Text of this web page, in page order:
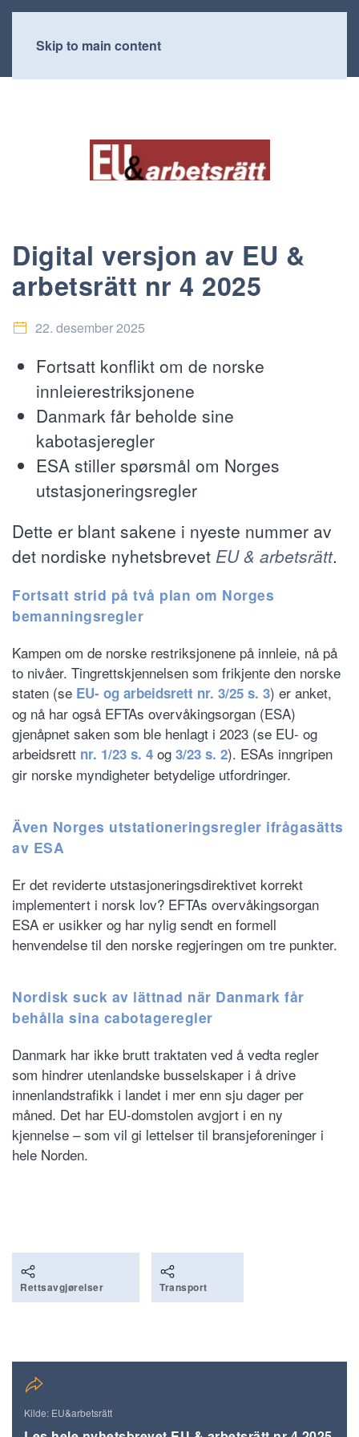
Skip to main content
Digital versjon av EU &
arbetsrätt nr 4 2025
22. desember 2025
Fortsatt konflikt om de norske
innleierestriksjonene
Danmark får beholde sine
kabotasjeregler
ESA stiller spørsmål om Norges
utstasjoneringsregler
Dette er blant sakene i nyeste nummer av
det nordiske nyhetsbrevet EU & arbetsrätt.
Fortsatt strid på två plan om Norges
bemanningsregler
Kampen om de norske restriksjonene på innleie, nå på
to nivåer. Tingrettskjennelsen som frikjente den norske
staten (se EU- og arbeidsrett nr. 3/25 s. 3) er anket,
og nå har også EFTAs overvåkingsorgan (ESA)
gjenåpnet saken som ble henlagt i 2023 (se EU- og
arbeidsrett nr. 1/23 s. 4 og 3/23 s. 2). ESAs inngripen
gir norske myndigheter betydelige utfordringer.
Även Norges utstationeringsregler ifrågasätts
av ESA
Er det reviderte utstasjoneringsdirektivet korrekt
implementert i norsk lov? EFTAs overvåkingsorgan
ESA er usikker og har nylig sendt en formell
henvendelse til den norske regjeringen om tre punkter.
Nordisk suck av lättnad när Danmark får
behålla sina cabotageregler
Danmark har ikke brutt traktaten ved å vedta regler
som hindrer utenlandske busselskaper i å drive
innenlandstrafikk i landet i mer enn sju dager per
måned. Det har EU-domstolen avgjort i en ny
kjennelse – som vil gi lettelser til bransjeforeninger i
hele Norden.
Rettsavgjørelser Transport
Kilde: EU&arbetsrätt